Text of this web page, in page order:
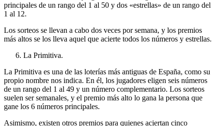
principales de un rango del 1 al 50 y dos «estrellas» de un rango del
1 al 12.
Los sorteos se llevan a cabo dos veces por semana, y los premios
más altos se los lleva aquel que acierte todos los números y estrellas.
La Primitiva.
La Primitiva es una de las loterías más antiguas de España, como su
propio nombre nos indica. En él, los jugadores eligen seis números
de un rango del 1 al 49 y un número complementario. Los sorteos
suelen ser semanales, y el premio más alto lo gana la persona que
gane los 6 números principales.
Asimismo, existen otros premios para quienes aciertan cinco